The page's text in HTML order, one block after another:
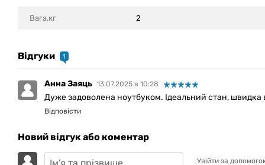
Вага,кг 2
Відгуки 1
Анна Заяць 13.07.2025 в 10:28
Дуже задоволена ноутбуком. Ідеальний стан, швидка
Відповісти
Новий відгук або коментар
Увійти за